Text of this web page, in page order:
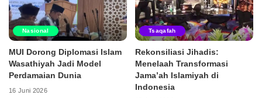
Nasional
MUI Dorong Diplomasi Islam
Wasathiyah Jadi Model
Perdamaian Dunia
16 Juni 2026
Tsaqafah
Rekonsiliasi Jihadis:
Menelaah Transformasi
Jama’ah Islamiyah di
Indonesia